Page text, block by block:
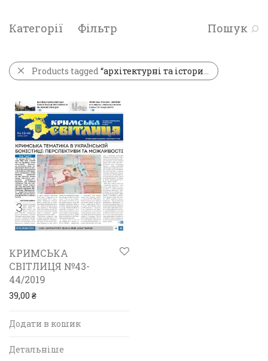
Категорії Фільтр Пошук
Products tagged“архітектурні та історичні пам'ятки”
КРИМСЬКА
СВІТЛИЦЯ №43-
44/2019
39,00 ₴
Додати в кошик
Детальніше